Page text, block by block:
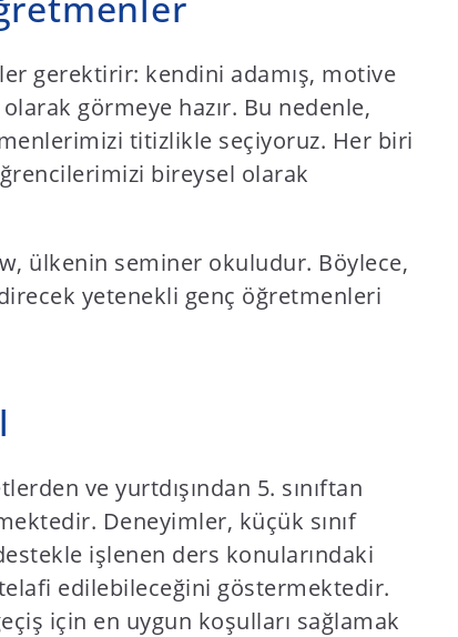
gerektirir: kendini adamış, motive
görmeye hazır. Bu nedenle,
titizlikle seçiyoruz. Her biri
bireysel olarak
ülkenin seminer okuludur. Böylece,
yetenekli genç öğretmenleri
ve yurtdışından 5. sınıftan
Deneyimler, küçük sınıf
işlenen ders konularındaki
telafi edilebileceğini göstermektedir.
için en uygun koşulları sağlamak